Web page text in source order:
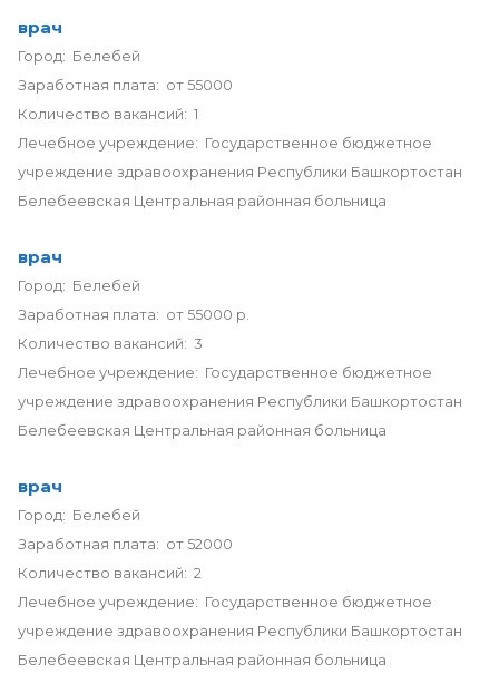
врач
Город: Белебей
Заработная плата: от 55000
Количество вакансий: 1
Лечебное учреждение: Государственное бюджетное
учреждение здравоохранения Республики Башкортостан
Белебеевская Центральная районная больница
врач
Город: Белебей
Заработная плата: от 55000 р.
Количество вакансий: 3
Лечебное учреждение: Государственное бюджетное
учреждение здравоохранения Республики Башкортостан
Белебеевская Центральная районная больница
врач
Город: Белебей
Заработная плата: от 52000
Количество вакансий: 2
Лечебное учреждение: Государственное бюджетное
учреждение здравоохранения Республики Башкортостан
Белебеевская Центральная районная больница